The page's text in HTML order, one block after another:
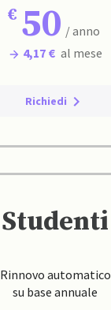
50 / anno
4,17 € al mese
Richiedi
Studenti
Rinnovo automatico
su base annuale